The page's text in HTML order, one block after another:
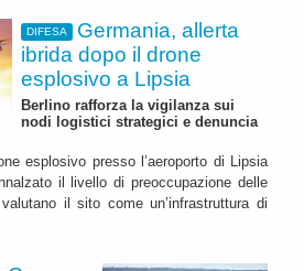
DIFESA
Germania, allerta
ibrida dopo il drone
esplosivo a Lipsia
Berlino rafforza la vigilanza sui
nodi logistici strategici e denuncia
esplosivo presso l’aeroporto di Lipsia
il livello di preoccupazione delle
il sito come un’infrastruttura di